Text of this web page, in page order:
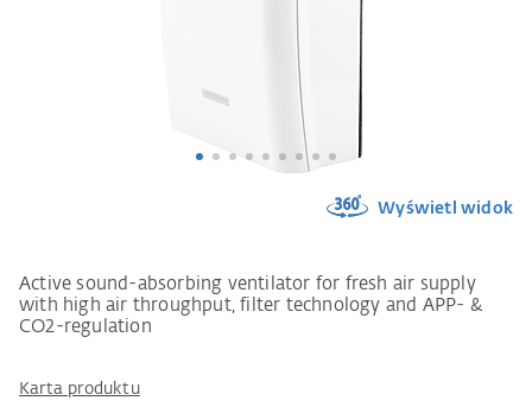
Wyświetl widok
Active sound-absorbing ventilator for fresh air supply
with high air throughput, filter technology and APP- &
CO2-regulation
Karta produktu